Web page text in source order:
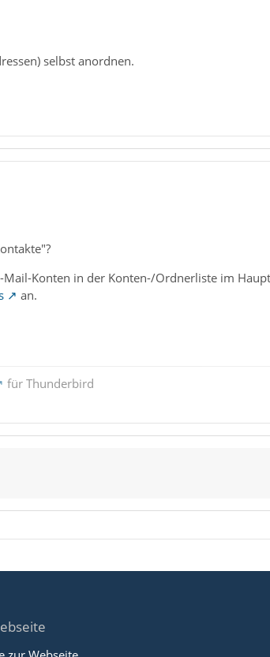
selbst anordnen.
Mail-Konten in der Konten-/Ordnerliste im
an.
für Thunderbird